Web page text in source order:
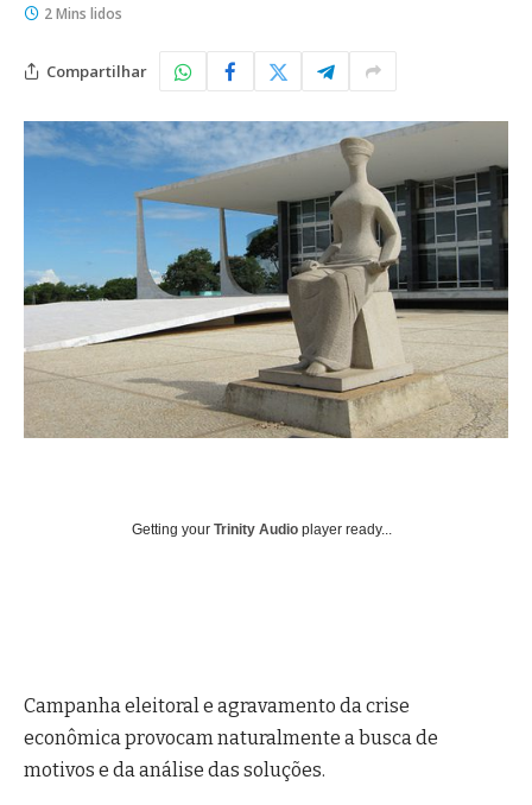
2 Mins lidos
Compartilhar
Getting your Trinity Audio player ready...
Campanha eleitoral e agravamento da crise
econômica provocam naturalmente a busca de
motivos e da análise das soluções.